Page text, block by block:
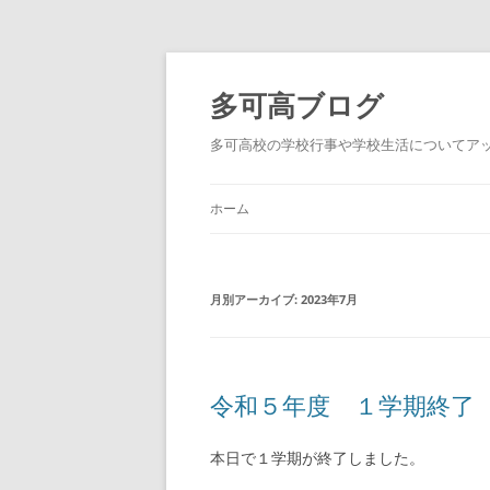
コ
テ
ン
ツ
へ
ス
多可高ブログ
多可高校の学校行事や学校生活についてア
ホーム
月別アーカイブ: 2023年7月
令和５年度 １学期終了
本日で１学期が終了しました。